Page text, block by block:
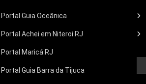
Portal Guia Oceânica
Portal Achei em Niteroi RJ
Portal Maricá RJ
Portal Guia Barra da Tijuca